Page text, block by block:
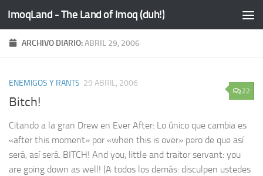
Saltar al contenido
ImoqLand - The Land of Imoq (duh!)
ARCHIVO DIARIO:ABRIL 29, 2006
22
ENEMIGOS Y RANTS 29 ABRIL, 2006
Bitch!
Citando a la gran Drew en Ever After: Lo único que cambia es
«after this moment» por «when this is over» pero de que así
será, así será. BITCH! And you, little and traitor servant: you
are going down as well! (A todos los demás: disculpen ustedes